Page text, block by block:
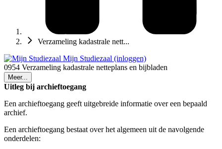
Verzameling kadastrale nett...
Mijn Studiezaal (inloggen)
0954 Verzameling kadastrale netteplans en bijbladen
Meer...
Uitleg bij archieftoegang
Een archieftoegang geeft uitgebreide informatie over een bepaald
archief.
Een archieftoegang bestaat over het algemeen uit de navolgende
onderdelen: